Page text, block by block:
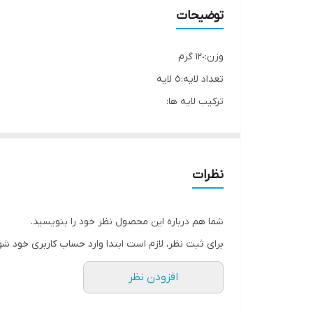
توضیحات
وزن:١٢٠ گرم
تعداد لایه:٥ لايه
ترکیب لایه ها:
36 تا 45
خط برش:دارد
قوس پا: كوتاه پا
مشخصات فنی:
نظرات
شما هم درباره این محصول نظر خود را بنویسید.
برای ثبت نظر، لازم است ابتدا وارد حساب کاربری خود
افزودن نظر